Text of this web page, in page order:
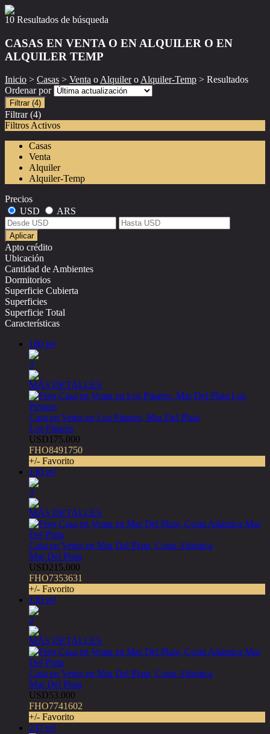
10 Resultados de búsqueda
CASAS EN VENTA O EN ALQUILER O EN
ALQUILER TEMP
Inicio > Casas > Venta oAlquileroAlquiler-Temp > Resultados
Ordenar por
Filtrar (4)
Filtrar (4)
Filtros Activos
Casas
Venta
Alquiler
Alquiler-Temp
Precios
USD
ARS
Aplicar
Apto crédito
Ubicación
Cantidad de Ambientes
Dormitorios
Superficie Cubierta
Superficies
Superficie Total
Características
180 m²
3
MÁS DETALLES
Casa en Venta en Los Pinares, Mar Del Plata
Los Pinares
USD175.000
FHO8491750
+/- Favorito
130 m²
3
MÁS DETALLES
Casa en Venta en Mar Del Plata, Costa Atlantica
Mar Del Plata
USD215.000
FHO7353631
+/- Favorito
120 m²
2
MÁS DETALLES
Casa en Venta en Mar Del Plata, Costa Atlantica
Mar Del Plata
USD53.000
FHO7741602
+/- Favorito
237 m²